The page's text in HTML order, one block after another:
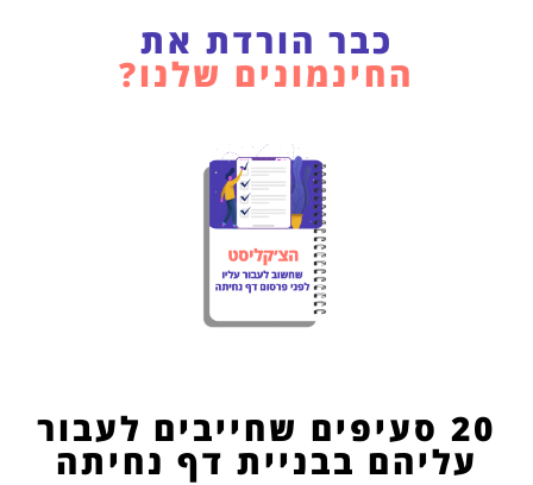
כבר הורדת את
החינמונים שלנו?
20 סעיפים שחייבים לעבור
עליהם בבניית דף נחיתה